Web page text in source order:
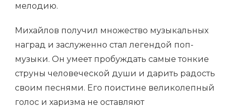
мелодию.
Михайлов получил множество музыкальных
наград и заслуженно стал легендой поп-
музыки. Он умеет пробуждать самые тонкие
струны человеческой души и дарить радость
своим песнями. Его поистине великолепный
голос и харизма не оставляют